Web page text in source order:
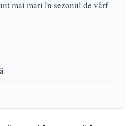
mai mari în sezonul de vârf